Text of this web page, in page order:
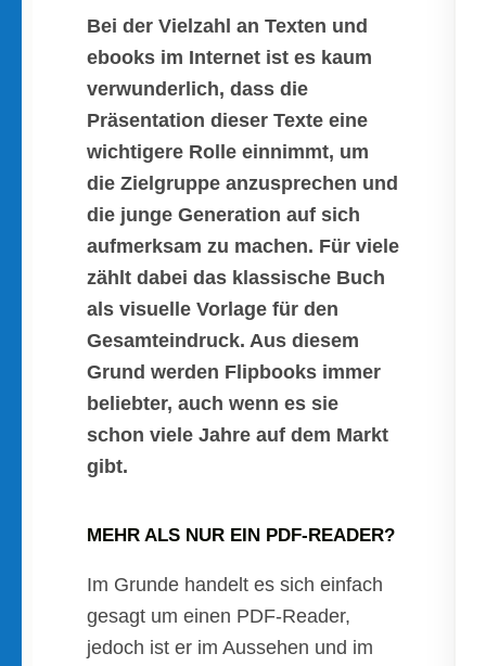
Bei der Vielzahl an Texten und
ebooks im Internet ist es kaum
verwunderlich, dass die
Präsentation dieser Texte eine
wichtigere Rolle einnimmt, um
die Zielgruppe anzusprechen und
die junge Generation auf sich
aufmerksam zu machen. Für viele
zählt dabei das klassische Buch
als visuelle Vorlage für den
Gesamteindruck. Aus diesem
Grund werden Flipbooks immer
beliebter, auch wenn es sie
schon viele Jahre auf dem Markt
gibt.
MEHR ALS NUR EIN PDF-READER?
Im Grunde handelt es sich einfach
gesagt um einen PDF-Reader,
jedoch ist er im Aussehen und im